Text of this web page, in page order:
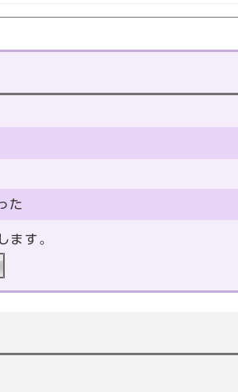
た
ます。